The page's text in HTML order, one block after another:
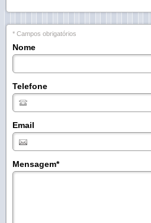
* Campos obrigatórios
Nome
Telefone
Email
Mensagem*